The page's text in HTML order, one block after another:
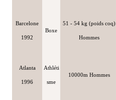
Barcelone
1992
Boxe
51 - 54 kg (poids coq)
Hommes
Atlanta
1996
Athléti
sme
10000m Hommes